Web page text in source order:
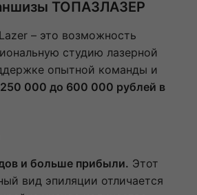
ТОПАЗЛАЗЕР
– это возможность
студию лазерной
опытной команды и
250 000 до 600 000 рублей в
и больше прибыли. Этот
вид эпиляции отличается